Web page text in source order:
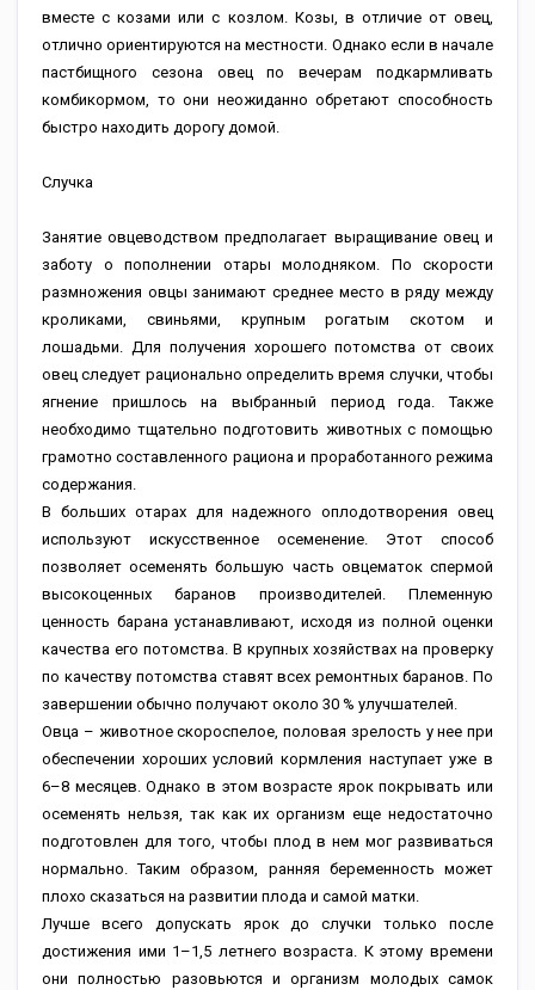
вместе с козами или с козлом. Козы, в отличие от овец,
отлично ориентируются на местности. Однако если в начале
пастбищного сезона овец по вечерам подкармливать
комбикормом, то они неожиданно обретают способность
быстро находить дорогу домой.
Случка
Занятие овцеводством предполагает выращивание овец и
заботу о пополнении отары молодняком. По скорости
размножения овцы занимают среднее место в ряду между
кроликами, свиньями, крупным рогатым скотом и
лошадьми. Для получения хорошего потомства от своих
овец следует рационально определить время случки, чтобы
ягнение пришлось на выбранный период года. Также
необходимо тщательно подготовить животных с помощью
грамотно составленного рациона и проработанного режима
содержания.
В больших отарах для надежного оплодотворения овец
используют искусственное осеменение. Этот способ
позволяет осеменять большую часть овцематок спермой
высокоценных баранов производителей. Племенную
ценность барана устанавливают, исходя из полной оценки
качества его потомства. В крупных хозяйствах на проверку
по качеству потомства ставят всех ремонтных баранов. По
завершении обычно получают около 30 % улучшателей.
Овца – животное скороспелое, половая зрелость у нее при
обеспечении хороших условий кормления наступает уже в
6–8 месяцев. Однако в этом возрасте ярок покрывать или
осеменять нельзя, так как их организм еще недостаточно
подготовлен для того, чтобы плод в нем мог развиваться
нормально. Таким образом, ранняя беременность может
плохо сказаться на развитии плода и самой матки.
Лучше всего допускать ярок до случки только после
достижения ими 1–1,5 летнего возраста. К этому времени
они полностью разовьются и организм молодых самок